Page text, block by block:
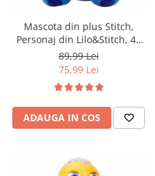
Mascota din plus Stitch,
Personaj din Lilo&Stitch, 40
cm
89,99 Lei
75,99 Lei
ADAUGA IN COS